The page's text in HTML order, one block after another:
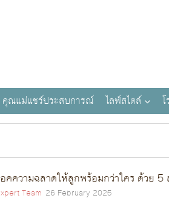
คุณแม่แชร์ประสบการณ์ ไลฟ์สไตล์
ความฉลาดให้ลูกพร้อมกว่าใคร ด้วย 5
Team 26 February 2025